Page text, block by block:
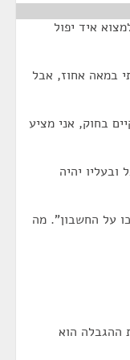
איד יפול
את דעתי במאה אחוז, אבל
בחוק, אני מציע
יהיה
על החשבון". מה
ההגבלה הוא